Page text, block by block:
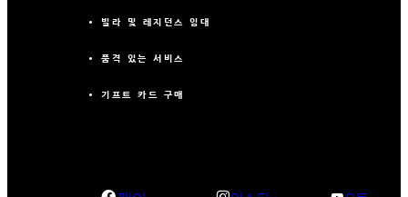
빌라 및 레지던스 임대
품격 있는 서비스
기프트 카드 구매